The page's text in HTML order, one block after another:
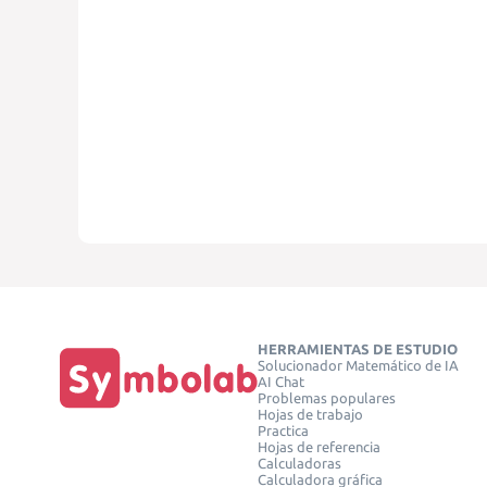
HERRAMIENTAS DE ESTUDIO
Solucionador Matemático de IA
AI Chat
Problemas populares
Hojas de trabajo
Practica
Hojas de referencia
Calculadoras
Calculadora gráfica